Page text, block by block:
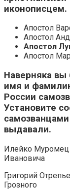
иконописцем.
Апостол
Апостол
Апостол
Апостол
Наверняка вы
имя и
России
Установите
выдавали.
Илейко
Ивановича
Григорий
Грозного